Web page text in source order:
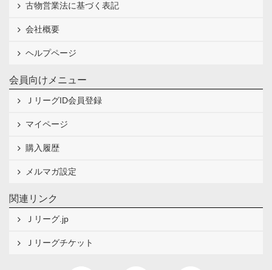
古物営業法に基づく表記
会社概要
ヘルプページ
会員向けメニュー
ＪリーグID会員登録
マイページ
購入履歴
メルマガ設定
関連リンク
Ｊリーグ.jp
Ｊリーグチケット